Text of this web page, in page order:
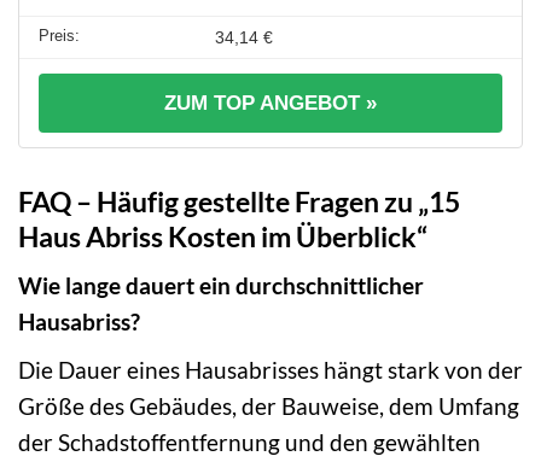
34,14 €
ZUM TOP ANGEBOT »
FAQ – Häufig gestellte Fragen zu „15
Haus Abriss Kosten im Überblick“
Wie lange dauert ein durchschnittlicher
Hausabriss?
Die Dauer eines Hausabrisses hängt stark von der
Größe des Gebäudes, der Bauweise, dem Umfang
der Schadstoffentfernung und den gewählten